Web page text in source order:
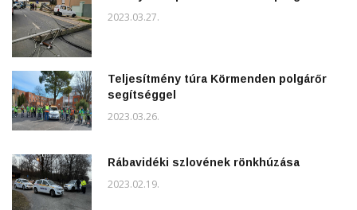
2023.03.27.
Teljesítmény túra Körmenden polgárőr
segítséggel
2023.03.26.
Rábavidéki szlovének rönkhúzása
2023.02.19.